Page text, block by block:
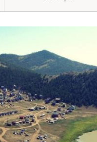
Северодвинск